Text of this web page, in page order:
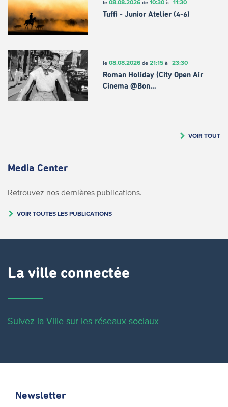
le 08.08.2026de 10:30à 11:30
Tuffi - Junior Atelier (4-6)
le 08.08.2026de 21:15à 23:30
Roman Holiday (City Open Air
Cinema @Bon…
VOIR TOUT
Media Center
Retrouvez nos dernières publications.
VOIR TOUTES LES PUBLICATIONS
La ville connectée
Suivez la Ville sur les réseaux sociaux
Newsletter